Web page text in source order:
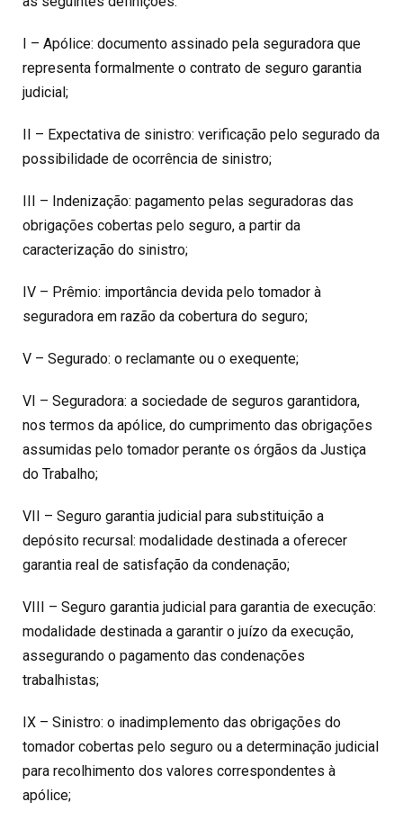
I – Apólice: documento assinado pela seguradora que
representa formalmente o contrato de seguro garantia
judicial;
II – Expectativa de sinistro: verificação pelo segurado da
possibilidade de ocorrência de sinistro;
III – Indenização: pagamento pelas seguradoras das
obrigações cobertas pelo seguro, a partir da
caracterização do sinistro;
IV – Prêmio: importância devida pelo tomador à
seguradora em razão da cobertura do seguro;
V – Segurado: o reclamante ou o exequente;
VI – Seguradora: a sociedade de seguros garantidora,
nos termos da apólice, do cumprimento das obrigações
assumidas pelo tomador perante os órgãos da Justiça
do Trabalho;
VII – Seguro garantia judicial para substituição a
depósito recursal: modalidade destinada a oferecer
garantia real de satisfação da condenação;
VIII – Seguro garantia judicial para garantia de execução:
modalidade destinada a garantir o juízo da execução,
assegurando o pagamento das condenações
trabalhistas;
IX – Sinistro: o inadimplemento das obrigações do
tomador cobertas pelo seguro ou a determinação judicial
para recolhimento dos valores correspondentes à
apólice;